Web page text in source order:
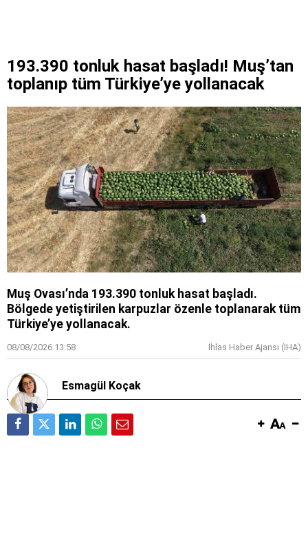
193.390 tonluk hasat başladı! Muş’tan
toplanıp tüm Türkiye’ye yollanacak
Muş Ovası’nda 193.390 tonluk hasat başladı.
Bölgede yetiştirilen karpuzlar özenle toplanarak tüm
Türkiye’ye yollanacak.
08/08/2026 13:58 İhlas Haber Ajansı (IHA)
Esmagül Koçak